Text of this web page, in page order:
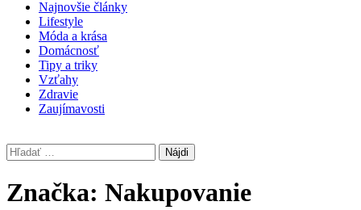
Najnovšie články
Lifestyle
Móda a krása
Domácnosť
Tipy a triky
Vzťahy
Zdravie
Zaujímavosti
Hľadať:
Značka: Nakupovanie